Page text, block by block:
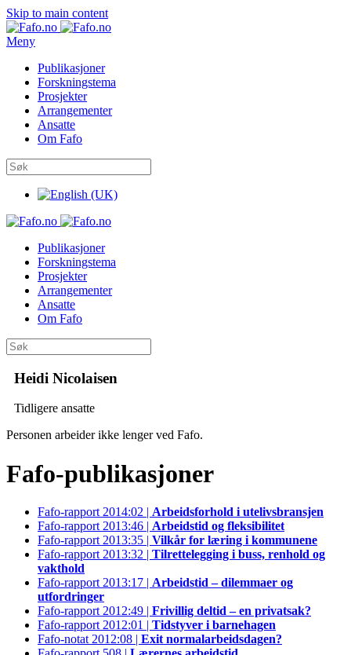
Skip to main content
Meny
Publikasjoner
Forskningstema
Prosjekter
Arrangementer
Ansatte
Om Fafo
Publikasjoner
Forskningstema
Prosjekter
Arrangementer
Ansatte
Om Fafo
Heidi Nicolaisen
Tidligere ansatte
Personen arbeider ikke lenger ved Fafo.
Fafo-publikasjoner
Fafo-rapport 2014:02 | Arbeidsforhold i utelivsbransjen
Fafo-rapport 2013:46 | Arbeidstid og fleksibilitet
Fafo-rapport 2013:35 | Vilkår for læring i kommunene
Fafo-rapport 2013:32 | Tilrettelegging i buss, renhold og
vakthold
Fafo-rapport 2013:17 | Arbeidstid – dilemmaer og
utfordringer
Fafo-rapport 2012:49 | Frivillig deltid – en privatsak?
Fafo-rapport 2012:01 | Tidstyver i barnehagen
Fafo-notat 2012:08 | Exit normalarbeidsdagen?